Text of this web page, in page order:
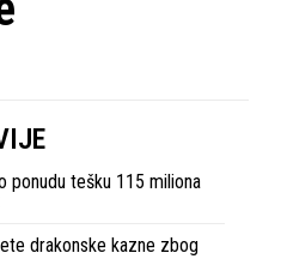
ponudu tešku 115 miliona
drakonske kazne zbog